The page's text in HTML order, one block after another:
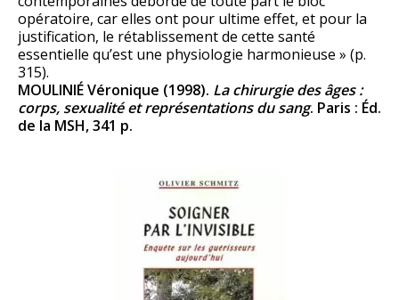
opératoire, car elles ont pour ultime effet, et pour la
justification, le rétablissement de cette santé
essentielle qu’est une physiologie harmonieuse » (p.
315).
MOULINIÉ Véronique (1998). La chirurgie des âges :
corps, sexualité et représentations du sang. Paris : Éd.
de la MSH, 341 p.